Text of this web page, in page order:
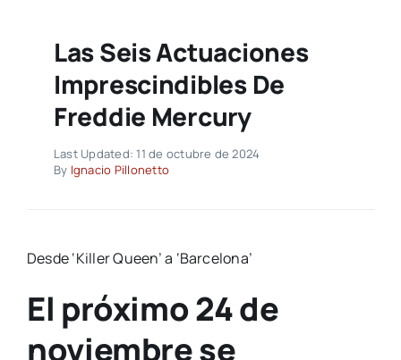
Las Seis Actuaciones
Imprescindibles De
Freddie Mercury
Last Updated: 11 de octubre de 2024
By Ignacio Pillonetto
Desde ‘Killer Queen’ a ‘Barcelona’
El próximo 24 de
noviembre se